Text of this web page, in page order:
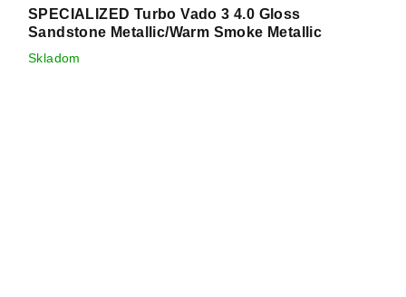
SPECIALIZED Turbo Vado 3 4.0 Gloss
Sandstone Metallic/Warm Smoke Metallic
Skladom